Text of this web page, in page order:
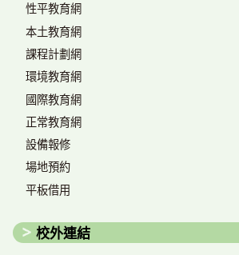
性平教育網
本土教育網
課程計劃網
環境教育網
國際教育網
正常教育網
設備報修
場地預約
平板借用
校外連結